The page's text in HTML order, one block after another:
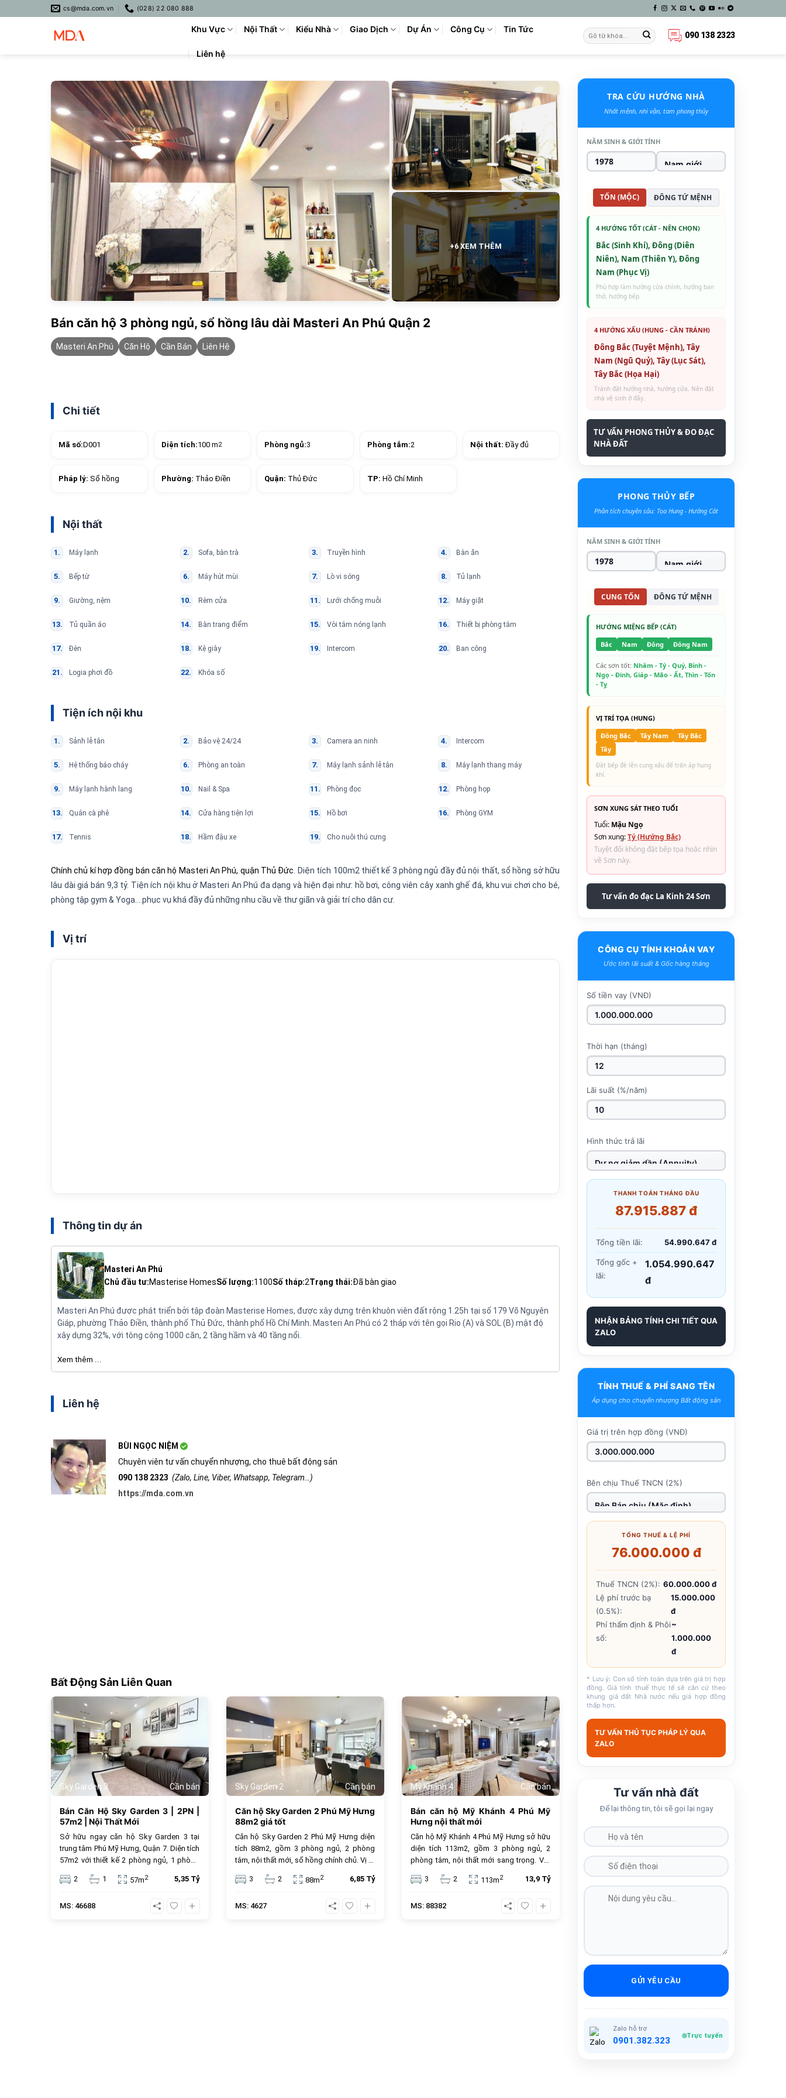
to
cs@mda.com.vn (028) 22 080 888
Khu Vực Nội Thất Kiểu Nhà Giao Dịch Dự Án Công Cụ Tin Tức
Liên hệ
090 138 2323
+6 XEM THÊM
Bán căn hộ 3 phòng ngủ, sổ hồng lâu dài Masteri An Phú Quận 2
Masteri An Phú Căn Hộ Cần Bán Liên Hệ
Chi tiết
Mã số:D001 Diện tích:100 m2 Phòng ngủ:3 Phòng tắm:2 Nội thất:Đầy đủ
Pháp lý: Sổ hồng Phường: Thảo Điền Quận: Thủ Đức TP: Hồ Chí Minh
Nội thất
Máy lạnh Sofa, bàn trà Truyền hình Bàn ăn
Bếp từ Máy hút mùi Lò vi sóng Tủ lạnh
Giường, nệm Rèm cửa Lưới chống muỗi Máy giặt
Tủ quần áo Bàn trang điểm Vòi tắm nóng lạnh Thiết bị phòng tắm
Đèn Kệ giày Intercom Ban công
Logia phơi đồ Khóa số
Tiện ích nội khu
Sảnh lễ tân Bảo vệ 24/24 Camera an ninh Intercom
Hệ thống báo cháy Phòng an toàn Máy lạnh sảnh lễ tân Máy lạnh thang máy
Máy lạnh hành lang Nail & Spa Phòng đọc Phòng họp
Quán cà phê Cửa hàng tiện lợi Hồ bơi Phòng GYM
Tennis Hầm đậu xe Cho nuôi thú cưng
Chính chủ kí hợp đồng bán căn hộ Masteri An Phú, quận Thủ Đức . Diện tích 100m2 thiết kế 3 phòng ngủ đầy đủ nội thất, sổ hồng sở hữu
lâu dài giá bán 9,3 tỷ. Tiện ích nội khu ở Masteri An Phú đa dạng và hiện đại như: hồ bơi, công viên cây xanh ghế đá, khu vui chơi cho bé,
phòng tập gym & Yoga….phục vụ khá đầy đủ những nhu cầu về thư giãn và giải trí cho dân cư.
Vị trí
Thông tin dự án
Masteri An Phú
Chủ đầu tư:Masterise HomesSố lượng:1100Số tháp:2Trạng thái:Đã bàn giao
Masteri An Phú được phát triển bởi tập đoàn Masterise Homes, được xây dựng trên khuôn viên đất rộng 1.25h tại số 179 Võ Nguyên
Giáp, phường Thảo Điền, thành phố Thủ Đức, thành phố Hồ Chí Minh. Masteri An Phú có 2 tháp với tên gọi Rio (A) và SOL (B) mật độ
xây dựng 32%, với tông cộng 1000 căn, 2 tầng hầm và 40 tầng nổi.
Xem thêm ...
Liên hệ
BÙI NGỌC NIỆM
Chuyên viên tư vấn chuyển nhượng, cho thuê bất động sản
090 138 2323 (Zalo, Line, Viber, Whatsapp, Telegram…)
https://mda.com.vn
Bất Động Sản Liên Quan
Sky Garden 3 Cần bán
180
Bán Căn Hộ Sky Garden 3 | 2PN |
57m2 | Nội Thất Mới
Sở hữu ngay căn hộ Sky Garden 3 tại
trung tâm Phú Mỹ Hưng, Quận 7. Diện tích
57m2 với thiết kế 2 phòng ngủ, 1 phòng
5.35 tỷ đồng, đây là lựa chọn an cư lý
trong cộng đồng văn minh.
2 1 57m2 5,35 Tỷ
MS: 46688
Sky Garden 2 Cần bán
Căn hộ Sky Garden 2 Phú Mỹ Hưng
88m2 giá tốt
Căn hộ Sky Garden 2 Phú Mỹ Hưng diện
tích 88m2, gồm 3 phòng ngủ, 2 phòng
tắm, nội thất mới, sổ hồng chính chủ. Vị trí
tỷ đồng, phù hợp để ở hoặc đầu tư.
3 2 88m2 6,85 Tỷ
MS: 4627
Mỹ Khánh 4 Cần bán
685
Bán căn hộ Mỹ Khánh 4 Phú Mỹ
Hưng nội thất mới
Căn hộ Mỹ Khánh 4 Phú Mỹ Hưng sở hữu
diện tích 113m2, gồm 3 phòng ngủ, 2
phòng tắm, nội thất mới sang trọng. Với
tưởng cho an cư và đầu tư. Giá bán 13.9
3 2 113m2 13,9 Tỷ
MS: 88382
TRA CỨU HƯỚNG NHÀ
Nhất mệnh, nhì vận, tam phong thủy
NĂM SINH & GIỚI TÍNH
TỐN (MỘC) ĐÔNG TỨ MỆNH
4 HƯỚNG TỐT (CÁT - NÊN CHỌN)
Bắc (Sinh Khí), Đông (Diên
Niên), Nam (Thiên Y), Đông
Nam (Phục Vị)
Phù hợp làm hướng cửa chính, hướng ban
thờ, hướng bếp.
4 HƯỚNG XẤU (HUNG - CẦN TRÁNH)
Đông Bắc (Tuyệt Mệnh), Tây
Nam (Ngũ Quỷ), Tây (Lục Sát),
Tây Bắc (Họa Hại)
Tránh đặt hướng nhà, hướng cửa. Nên đặt
nhà vệ sinh ở đây.
TƯ VẤN PHONG THỦY & ĐO ĐẠC
NHÀ ĐẤT
PHONG THỦY BẾP
Phân tích chuyên sâu: Tọa Hung - Hướng Cát
NĂM SINH & GIỚI TÍNH
CUNG TỐN ĐÔNG TỨ MỆNH
HƯỚNG MIỆNG BẾP (CÁT)
Bắc
Nam Đông Đông Nam
Các sơn tốt: Nhâm - Tý - Quý, Bính -
Ngọ - Đinh, Giáp - Mão - Ất, Thìn - Tốn
- Tỵ
VỊ TRÍ TỌA (HUNG)
Đông Bắc
Tây Nam
Tây Bắc
Tây
Đặt bếp đè lên cung xấu để trấn áp hung
khí.
SƠN XUNG SÁT THEO TUỔI
Tuổi: Mậu Ngọ
Sơn xung:Tý (Hướng Bắc)
Tuyệt đối không đặt bếp tọa hoặc nhìn
về Sơn này.
Tư vấn đo đạc La Kinh 24 Sơn
CÔNG CỤ TÍNH KHOẢN VAY
Ước tính lãi suất & Gốc hàng tháng
Số tiền vay (VNĐ)
Thời hạn (tháng)
Lãi suất (%/năm)
Hình thức trả lãi
THANH TOÁN THÁNG ĐẦU
87.915.887 đ
Tổng tiền lãi: 54.990.647 đ
Tổng gốc +
lãi:
1.054.990.647
đ
NHẬN BẢNG TÍNH CHI TIẾT QUA
ZALO
TÍNH THUẾ & PHÍ SANG TÊN
Áp dụng cho chuyển nhượng Bất động sản
Giá trị trên hợp đồng (VNĐ)
Bên chịu Thuế TNCN (2%)
TỔNG THUẾ & LỆ PHÍ
76.000.000 đ
Thuế TNCN (2%): 60.000.000 đ
Lệ phí trước bạ
(0.5%):
15.000.000
đ
Phí thẩm định & Phôi
sổ:
~
1.000.000
đ
* Lưu ý: Con số tính toán dựa trên giá trị hợp
đồng. Giá tính thuế thực tế sẽ căn cứ theo
khung giá đất Nhà nước nếu giá hợp đồng
thấp hơn.
TƯ VẤN THỦ TỤC PHÁP LÝ QUA
ZALO
Tư vấn nhà đất
Để lại thông tin, tôi sẽ gọi lại ngay
GỬI YÊU CẦU
Zalo hỗ trợ
0901.382.323 Trực tuyến